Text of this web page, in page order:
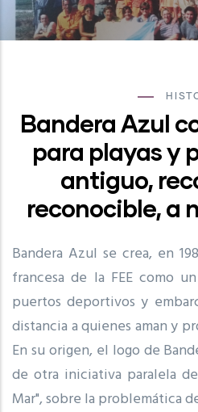
Bandera Azul
para playas y
antiguo,
reconocible, a
Bandera Azul se crea, en
francesa de la FEE como
puertos deportivos y
distancia a quienes aman y
En su origen, el logo de
de otra iniciativa paralela
Mar", sobre la problemática